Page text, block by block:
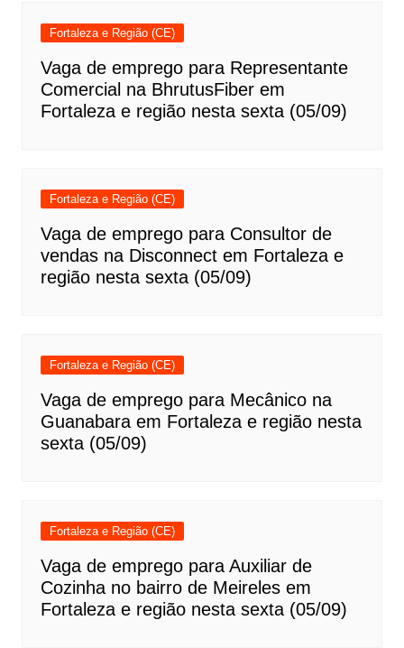
Fortaleza e Região (CE)
Vaga de emprego para Representante
Comercial na BhrutusFiber em
Fortaleza e região nesta sexta (05/09)
Fortaleza e Região (CE)
Vaga de emprego para Consultor de
vendas na Disconnect em Fortaleza e
região nesta sexta (05/09)
Fortaleza e Região (CE)
Vaga de emprego para Mecânico na
Guanabara em Fortaleza e região nesta
sexta (05/09)
Fortaleza e Região (CE)
Vaga de emprego para Auxiliar de
Cozinha no bairro de Meireles em
Fortaleza e região nesta sexta (05/09)